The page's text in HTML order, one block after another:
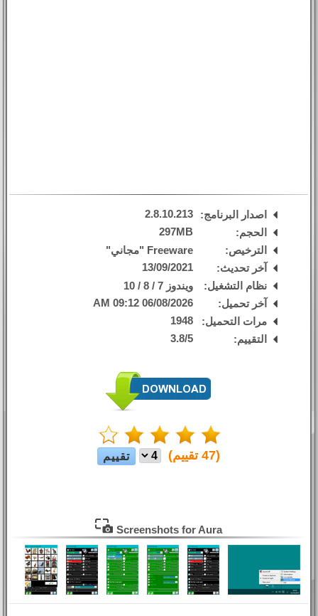
اصدار البرنامج:
2.8.10.213
الحجم:
297MB
الترخيص:
Freeware "مجاني"
آخر تحديث:
13/09/2021
نظام التشغيل:
ويندوز 7 / 8 / 10
آخر تحميل:
06/08/2026 09:12 AM
مرات التحميل:
1948
التقييم:
3.8/5
(
47 تقييم)
Screenshots for Aura